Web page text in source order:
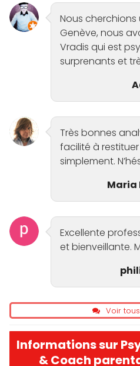
Nous
Genève, nous
Vradis qui est
surprenants et
Très bonnes
facilité à
simplement.
Maria
Excellente
et bienveillante.
Voir
Informations sur
& Coach